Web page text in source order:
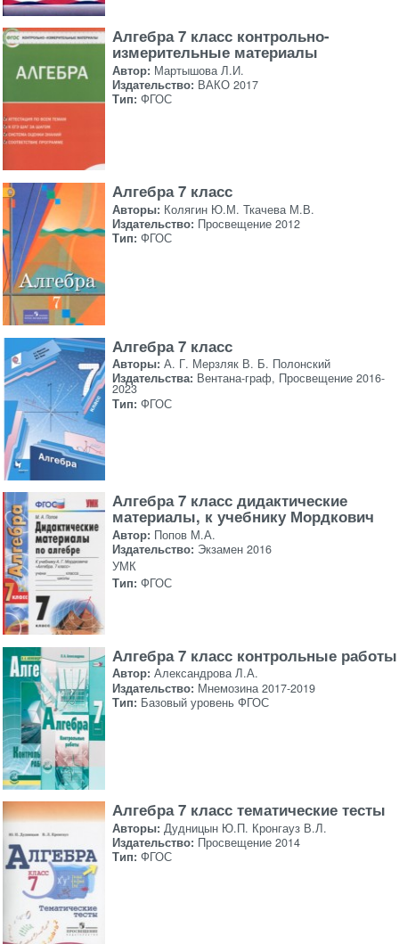
Алгебра 7 класс контрольно-
измерительные материалы
Автор: Мартышова Л.И.
Издательство: ВАКО 2017
Тип: ФГОС
Алгебра 7 класс
Авторы: Колягин Ю.М. Ткачева М.В.
Издательство: Просвещение 2012
Тип: ФГОС
Алгебра 7 класс
Авторы: А. Г. Мерзляк В. Б. Полонский
Издательства: Вентана-граф, Просвещение 2016-
2023
Тип: ФГОС
Алгебра 7 класс дидактические
материалы, к учебнику Мордкович
Автор: Попов М.А.
Издательство: Экзамен 2016
УМК
Тип: ФГОС
Алгебра 7 класс контрольные работы
Автор: Александрова Л.А.
Издательство: Мнемозина 2017-2019
Тип: Базовый уровень ФГОС
Алгебра 7 класс тематические тесты
Авторы: Дудницын Ю.П. Кронгауз В.Л.
Издательство: Просвещение 2014
Тип: ФГОС